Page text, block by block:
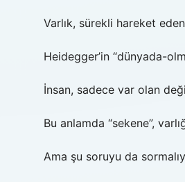
Varlık, sürekli hareket
Heidegger’in “dünyada-
İnsan, sadece var olan
Bu anlamda “sekene”,
Ama şu soruyu da